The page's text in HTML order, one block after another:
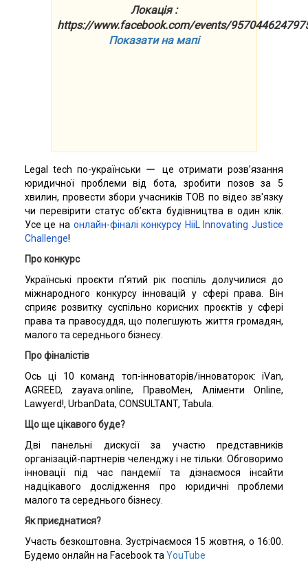
Локація :
https://www.facebook.com/events/
Показати на мапі
Legal tech по-українськи ー це отримати розв’язання
юридичної проблеми від бота, зробити позов за 5
хвилин, провести збори учасників ТОВ по відео зв'язку
чи перевірити статус об’єкта будівництва в один клік.
Усе це на онлайн-фіналі конкурсу HiiL Innovating Justice
Challenge!
Про конкурс
Українські проєкти п’ятий рік поспіль долучилися до
міжнародного конкурсу інновацій у сфері права. Він
сприяє розвитку суспільно корисних проєктів у сфері
права та правосуддя, що полегшують життя громадян,
малого та середнього бізнесу.
Про фіналістів
Ось ці 10 команд топ-інноваторів/інноваторок: iVan,
AGREED, zayava.online, ПравоМен, Аліменти Online,
Lawyerd!, UrbanData, CONSULTANT, Tabula.
Що ще цікавого буде?
Дві панельні дискусії за участю представників
організацій-партнерів челенджу і не тільки. Обговоримо
інновації під час пандемії та дізнаємося інсайти
надцікавого дослідження про юридичні проблеми
малого та середнього бізнесу.
Як приєднатися?
Участь безкоштовна. Зустрічаємося 15 жовтня, о 16:00.
Будемо онлайн на Facebook та YouTube